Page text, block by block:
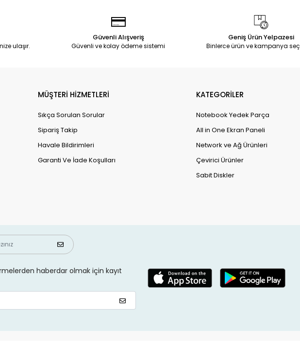
ulaşır.
Güvenli Alışveriş
Güvenli ve kolay ödeme sistemi
Geniş Ürün Yelpazesi
Binlerce ürün ve kampanya
MÜŞTERİ HİZMETLERİ
Sıkça Sorulan Sorular
Sipariş Takip
Havale Bildirimleri
Garanti Ve İade Koşulları
KATEGORİLER
Notebook Yedek Parça
All in One Ekran Paneli
Network ve Ağ Ürünleri
Çevirici Ürünler
Sabit Diskler
haberdar olmak için kayıt